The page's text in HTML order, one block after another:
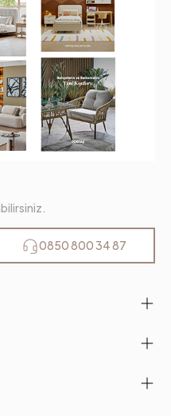
0850 800 34 87